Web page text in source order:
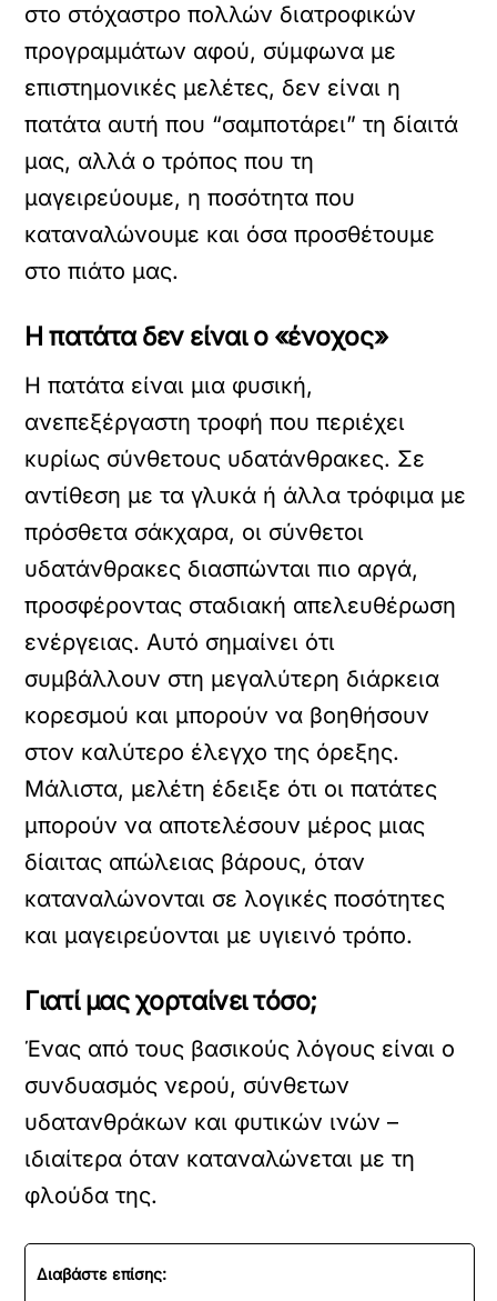
στο στόχαστρο πολλών διατροφικών
προγραμμάτων αφού, σύμφωνα με
επιστημονικές μελέτες, δεν είναι η
πατάτα αυτή που “σαμποτάρει” τη δίαιτά
μας, αλλά ο τρόπος που τη
μαγειρεύουμε, η ποσότητα που
καταναλώνουμε και όσα προσθέτουμε
στο πιάτο μας.
Η πατάτα δεν είναι ο «ένοχος»
Η πατάτα είναι μια φυσική,
ανεπεξέργαστη τροφή που περιέχει
κυρίως σύνθετους υδατάνθρακες. Σε
αντίθεση με τα γλυκά ή άλλα τρόφιμα με
πρόσθετα σάκχαρα, οι σύνθετοι
υδατάνθρακες διασπώνται πιο αργά,
προσφέροντας σταδιακή απελευθέρωση
ενέργειας. Αυτό σημαίνει ότι
συμβάλλουν στη μεγαλύτερη διάρκεια
κορεσμού και μπορούν να βοηθήσουν
στον καλύτερο έλεγχο της όρεξης.
Μάλιστα, μελέτη έδειξε ότι οι πατάτες
μπορούν να αποτελέσουν μέρος μιας
δίαιτας απώλειας βάρους, όταν
καταναλώνονται σε λογικές ποσότητες
και μαγειρεύονται με υγιεινό τρόπο.
Γιατί μας χορταίνει τόσο;
Ένας από τους βασικούς λόγους είναι ο
συνδυασμός νερού, σύνθετων
υδατανθράκων και φυτικών ινών –
ιδιαίτερα όταν καταναλώνεται με τη
φλούδα της.
Διαβάστε επίσης: